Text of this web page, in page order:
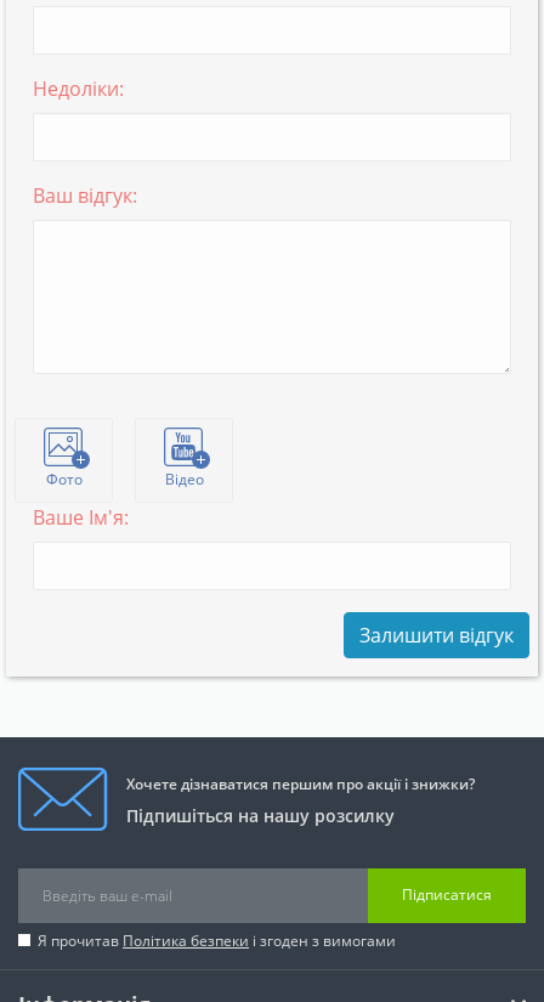
Недоліки:
Ваш відгук:
Фото Відео
Ваше Ім'я:
Залишити відгук
Хочете дізнаватися першим про акції і знижки?
Підпишіться на нашу розсилку
Підписатися
Я прочитав Політика безпеки і згоден з вимогами